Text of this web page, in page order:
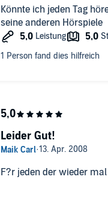
Könnte ich jeden Tag
seine anderen Hörspiele
F?r jeden der wieder
Leider Gut!